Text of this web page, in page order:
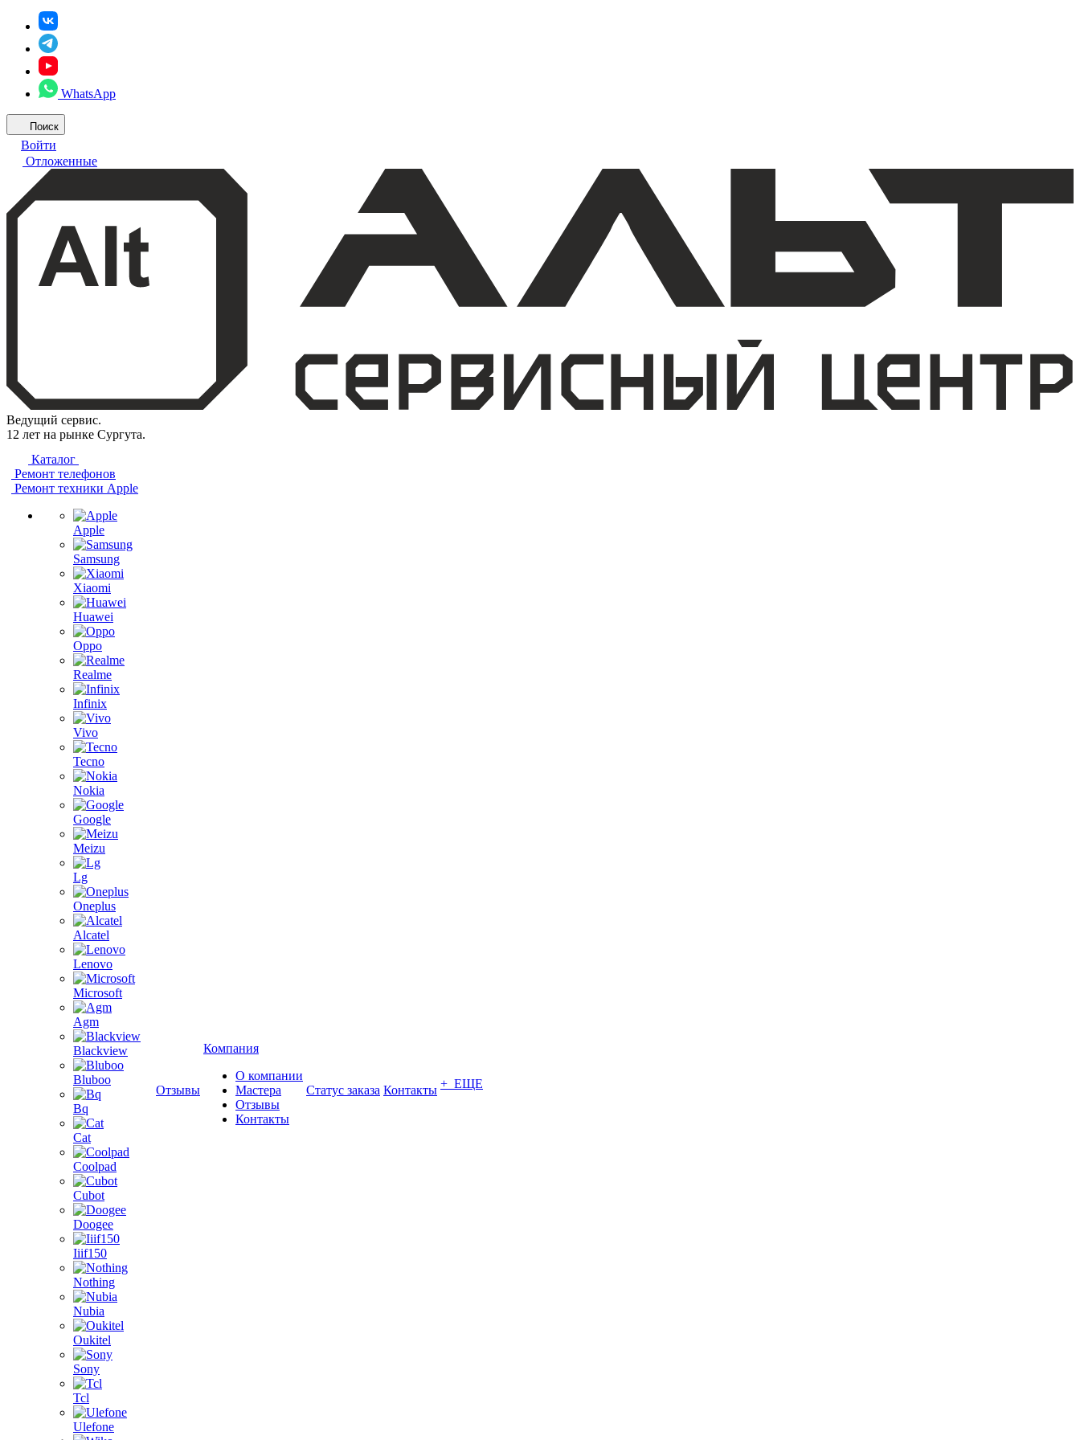
WhatsApp
Поиск
Войти
Отложенные
Ведущий сервис.
12 лет на рынке Сургута.
Каталог
Ремонт телефонов
Ремонт техники Apple
Apple
Samsung
Xiaomi
Huawei
Oppo
Realme
Infinix
Vivo
Tecno
Nokia
Google
Meizu
Lg
Oneplus
Alcatel
Lenovo
Microsoft
Agm
Blackview
Bluboo
Bq
Cat
Coolpad
Cubot
Doogee
Iiif150
Nothing
Nubia
Oukitel
Sony
Tcl
Ulefone
Отзывы
Компания
О компании
Мастера
Отзывы
Контакты
Статус заказа Контакты + ЕЩЕ